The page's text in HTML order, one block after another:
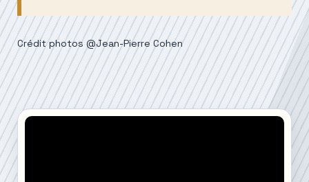
Crédit photos @Jean-Pierre Cohen